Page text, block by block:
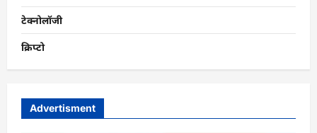
टेक्नोलॉजी
क्रिप्टो
Advertisment